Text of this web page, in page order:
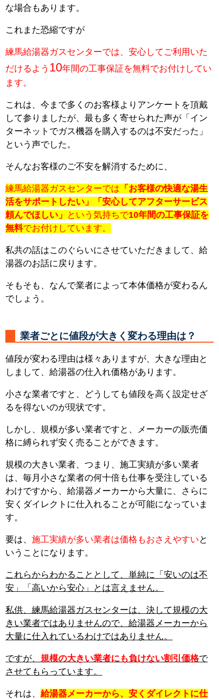
な場合もあります。
これまた恐縮ですが
練馬給湯器ガスセンターでは、安心してご利用いた
だけるよう 10年間の工事保証を無料でお付けしてい
ます。
これは、今まで多くのお客様よりアンケートを頂戴
して参りましたが、最も多く寄せられた声が「イン
ターネットでガス機器を購入するのは不安だった」
という声でした。
そんなお客様のご不安を解消するために、
練馬給湯器ガスセンターでは 「お客様の快適な湯生
活をサポートしたい」「安心してアフターサービス
頼んでほしい」
という気持ちで10年間の工事保証を
無料でお付けしています。
私共の話はこのぐらいにさせていただきまして、給
湯器のお話に戻ります。
そもそも、なんで業者によって本体価格が変わるん
でしょう。
業者ごとに値段が大きく変わる理由は？
値段が変わる理由は様々ありますが、大きな理由と
しまして、給湯器の仕入れ価格があります。
小さな業者ですと、どうしても値段を高く設定せざ
るを得ないのが現状です。
しかし、規模が多い業者ですと、メーカーの販売価
格に縛られず安く売ることができます。
規模の大きい業者、つまり、施工実績が多い業者
は、毎月小さな業者の何十倍も仕事を受注している
わけですから、給湯器メーカーから大量に、さらに
安くダイレクトに仕入れることが可能になっていま
す。
要は、施工実績が多い業者は価格もおさえやすい と
いうことになります。
これらからわかることとして、単純に「安いのは不
安」「高いから安心」とは言えません。
私供、練馬給湯器ガスセンターは、決して規模の大
きい業者ではありませんので、給湯器メーカーから
大量に仕入れているわけではありません。
ですが、 規模の大きい業者にも負けない割引価格で
させてもらっています。
それは、給湯器メーカーから、安くダイレクトに仕